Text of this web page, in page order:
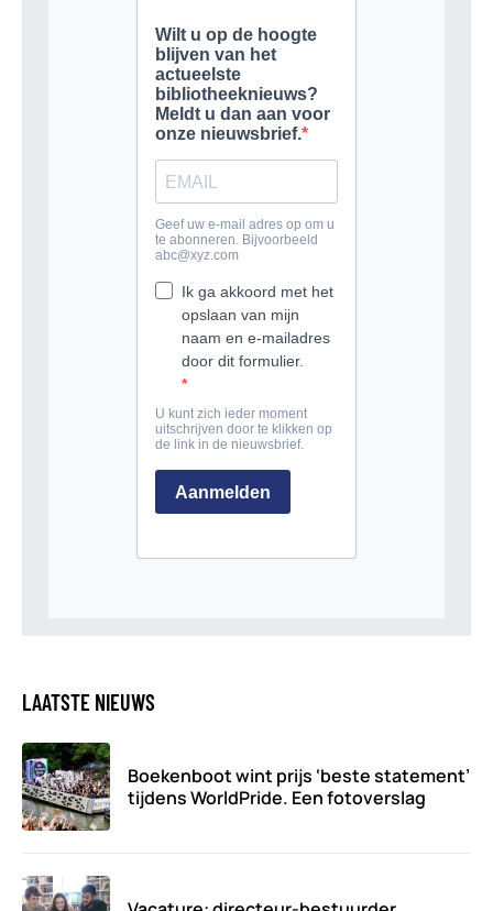
LAATSTE NIEUWS
Boekenboot wint prijs ‘beste statement’
tijdens WorldPride. Een fotoverslag